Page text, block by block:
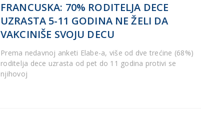
FRANCUSKA: 70% RODITELJA DECE
UZRASTA 5-11 GODINA NE ŽELI DA
VAKCINIŠE SVOJU DECU
Prema nedavnoj anketi Elabe-a, više od dve trećine (68%)
roditelja dece uzrasta od pet do 11 godina protivi se
njihovoj